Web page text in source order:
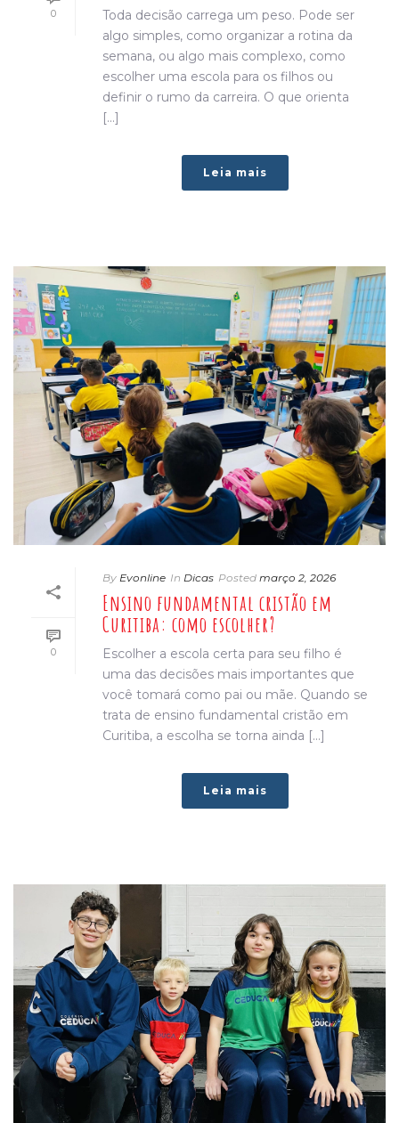
0
Toda decisão carrega um peso. Pode ser
algo simples, como organizar a rotina da
semana, ou algo mais complexo, como
escolher uma escola para os filhos ou
definir o rumo da carreira. O que orienta
[...]
Leia mais
0
By Evonline In Dicas Posted março 2, 2026
Ensino fundamental cristão em
Curitiba: como escolher?
Escolher a escola certa para seu filho é
uma das decisões mais importantes que
você tomará como pai ou mãe. Quando se
trata de ensino fundamental cristão em
Curitiba, a escolha se torna ainda [...]
Leia mais